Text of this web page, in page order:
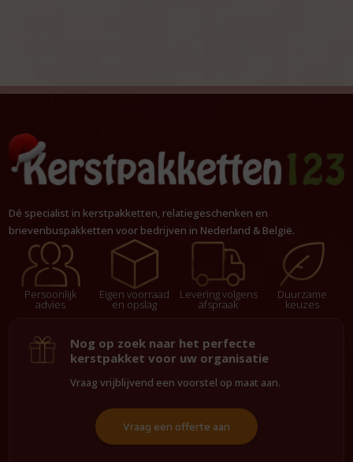
Dé specialist in kerstpakketten, relatiegeschenken en
brievenbuspakketten voor bedrijven in Nederland & België.
Persoonlijk
advies
Eigen voorraad
en opslag
Levering volgens
afspraak
Duurzame
keuzes
Nog op zoek naar het perfecte
kerstpakket voor uw organisatie
Vraag vrijblijvend een voorstel op maat aan.
Vraag een offerte aan